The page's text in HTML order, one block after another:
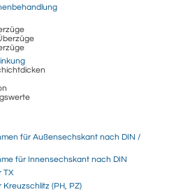
für Außensechskant nach DIN /
für Innensechskant nach DIN
TX
(PH, PZ)